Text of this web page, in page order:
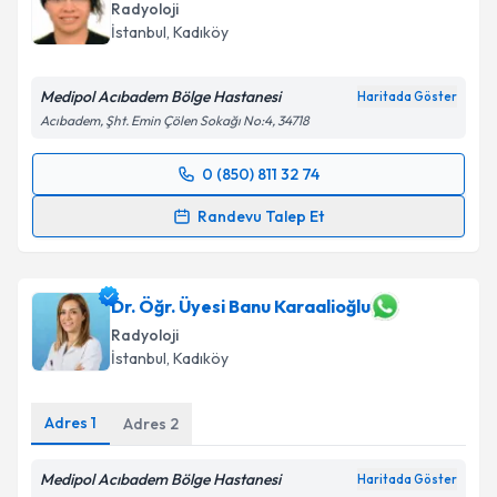
E-posta Adresiniz
Kişisel verilerimin işlenmesine ilişkinAydınlatma
'ni okudum ve kişisel verilerimin belirtilen
kapsamda işlenmesini kabul ediyorum.
Radyoloji
İstanbul, Kadıköy
Medipol Acıbadem Bölge Hastanesi Haritada Göster
Acıbadem, Şht. Emin Çölen Sokağı No:4, 34718
0 (850) 811 32 74
Randevu Talep Et
Randevu Takvimi Talebi
için bir takvim hazırlandığında e-posta ile
bilgilendireceğiz.
E-posta Adresiniz
Kişisel verilerimin işlenmesine ilişkin
Aydınlatma
Dr. Öğr. Üyesi Banu Karaalioğlu
Radyoloji
İstanbul, Kadıköy
Adres 1 Adres 2
Medipol Acıbadem Bölge Hastanesi Haritada Göster